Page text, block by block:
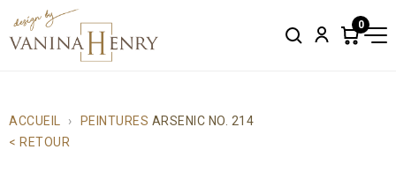
SearchAccount
0
Items
ACCUEIL PEINTURES ARSENIC NO. 214
< RETOUR